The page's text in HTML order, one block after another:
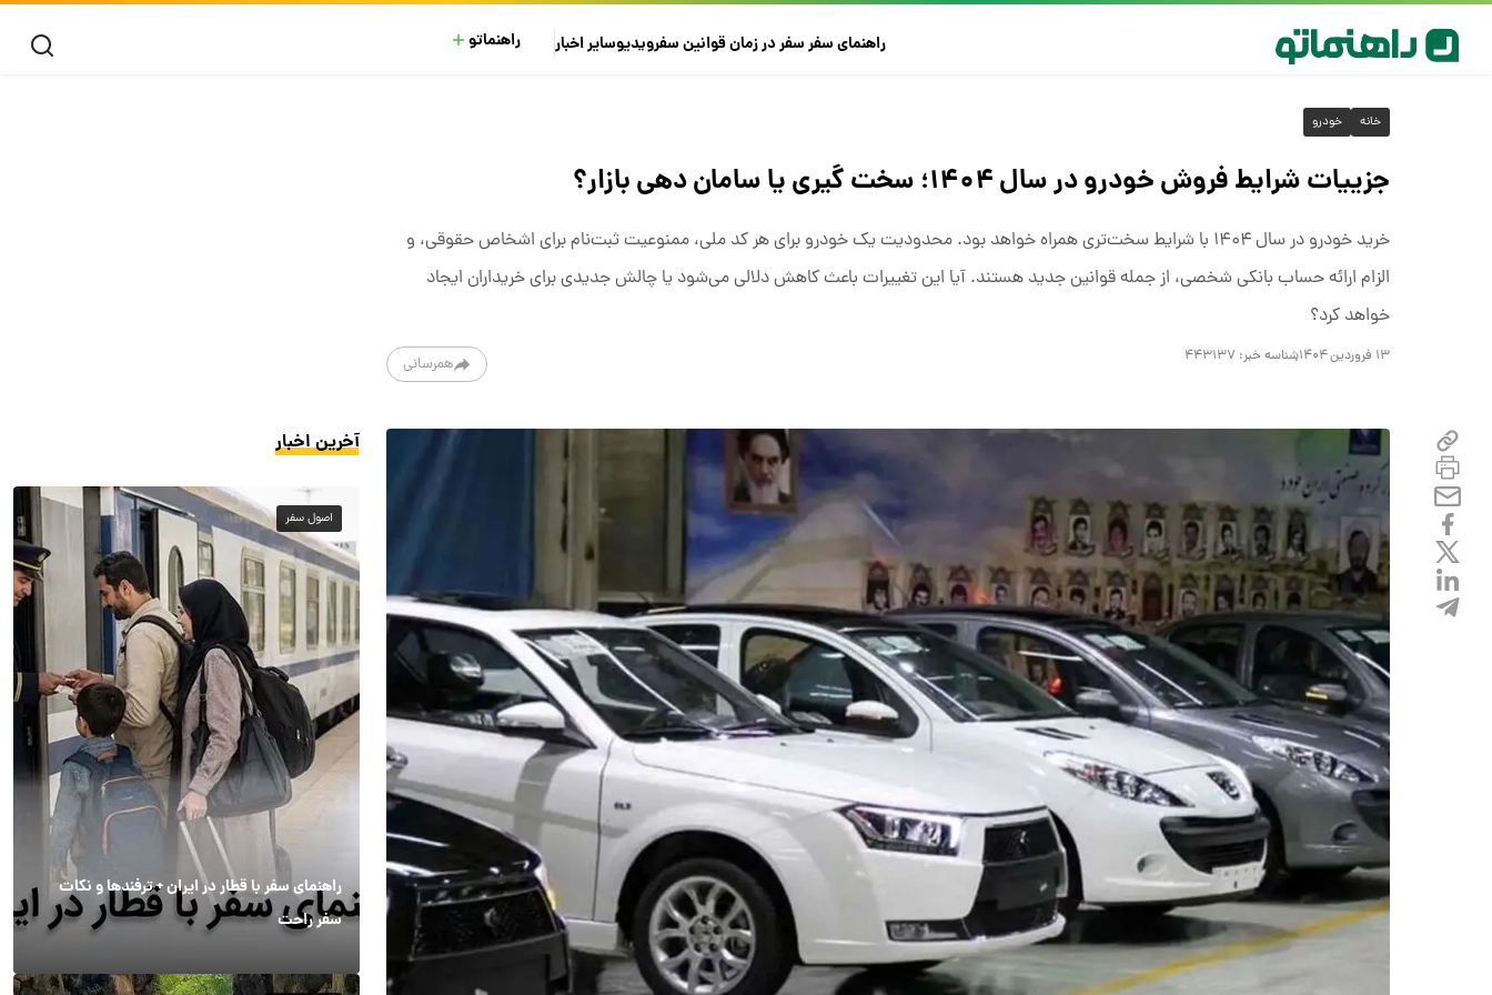
راهنمای سفرسفر در زمانقوانین سفرویدیوسایراخبار راهنماتو
خانه خودرو
جزییات شرایط فروش خودرو در سال ۱۴۰۴؛ سخت گیری یا سامان دهی بازار؟
خرید خودرو در سال ۱۴۰۴ با شرایط سخت‌تری همراه خواهد بود. محدودیت یک خودرو برای هر کد ملی، ممنوعیت ثبت‌نام برای اشخاص حقوقی، و
الزام ارائه حساب بانکی شخصی، از جمله قوانین جدید هستند. آیا این تغییرات باعث کاهش دلالی می‌شود یا چالش جدیدی برای خریداران ایجاد
خواهد کرد؟
۱۳ فروردین ۱۴۰۴ شناسه خبر: ۴۴۳۱۳۷ همرسانی
آخرین اخبار
اصول سفر
راهنمای سفر با قطار در ایران + ترفندها و نکات
سفر راحت